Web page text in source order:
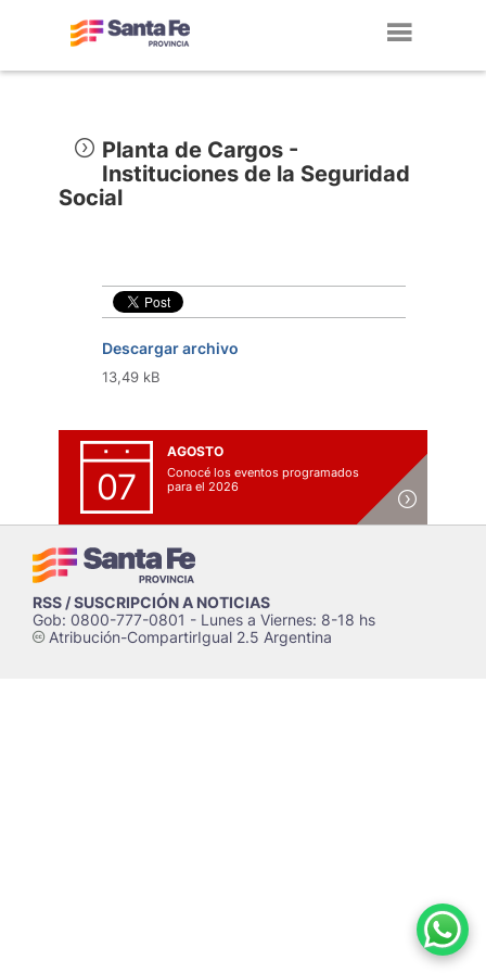
Planta de Cargos -
Instituciones de la Seguridad
Social
Descargar archivo
13,49 kB
07
AGOSTO
Conocé los eventos programados
para el 2026
RSS / SUSCRIPCIÓN A NOTICIAS
Gob: 0800-777-0801 - Lunes a Viernes: 8-18 hs
cAtribución-CompartirIgual 2.5 Argentina